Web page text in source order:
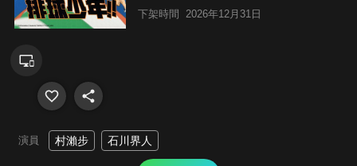
下架時間 2026年12月31日
演員 村瀨步 石川界人